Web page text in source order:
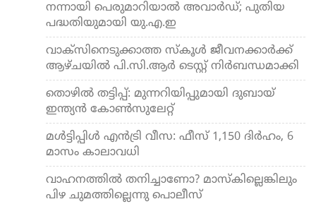
നന്നായി പെരുമാറിയാല്‍ അവാര്‍ഡ്; പുതിയ
പദ്ധതിയുമായി യു.എ.ഇ
വാക്‌സിനെടുക്കാത്ത സ്‌കൂള്‍ ജീവനക്കാര്‍ക്ക്
ആഴ്ചയില്‍ പി.സി.ആര്‍ ടെസ്റ്റ് നിര്‍ബന്ധമാക്കി
തൊഴില്‍ തട്ടിപ്പ്: മുന്നറിയിപ്പുമായി ദുബായ്
ഇന്ത്യന്‍ കോണ്‍സുലേറ്റ്
മള്‍ട്ടിപ്പിള്‍ എന്‍ട്രി വീസ: ഫീസ് 1,150 ദിര്‍ഹം, 6
മാസം കാലാവധി
വാഹനത്തില്‍ തനിച്ചാണോ? മാസ്‌കില്ലെങ്കിലും
പിഴ ചുമത്തില്ലെന്നു പൊലീസ്